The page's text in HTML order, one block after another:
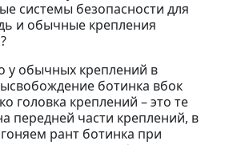
системы безопасности для
и обычные крепления
у обычных креплений в
ботинка вбок
головка креплений – это те
передней части креплений, в
рант ботинка при